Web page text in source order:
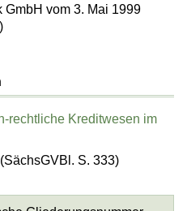
vom 3. Mai 1999
rechtliche Kreditwesen im
S. 333)